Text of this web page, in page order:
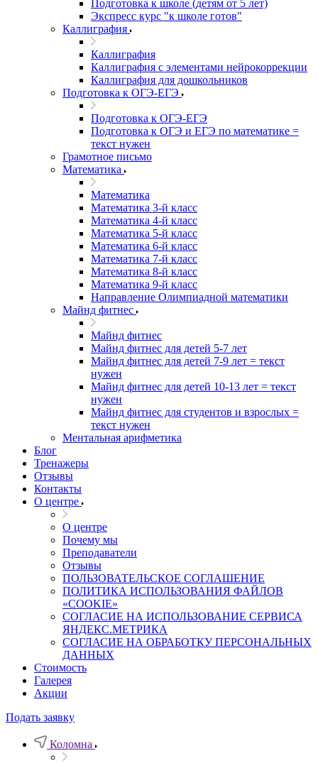
Подготовка к школе (детям от 5 лет)
Экспресс курс "к школе готов"
Каллиграфия
Каллиграфия
Каллиграфия с элементами нейрокоррекции
Каллиграфия для дошкольников
Подготовка к ОГЭ-ЕГЭ
Подготовка к ОГЭ-ЕГЭ
Подготовка к ОГЭ и ЕГЭ по математике =
текст нужен
Грамотное письмо
Математика
Математика
Математика 3-й класс
Математика 4-й класс
Математика 5-й класс
Математика 6-й класс
Математика 7-й класс
Математика 8-й класс
Математика 9-й класс
Направление Олимпиадной математики
Майнд фитнес
Майнд фитнес
Майнд фитнес для детей 5-7 лет
Майнд фитнес для детей 7-9 лет = текст
нужен
Майнд фитнес для детей 10-13 лет = текст
нужен
Майнд фитнес для студентов и взрослых =
текст нужен
Ментальная арифметика
Блог
Тренажеры
Отзывы
Контакты
О центре
О центре
Почему мы
Преподаватели
Отзывы
ПОЛЬЗОВАТЕЛЬСКОЕ СОГЛАШЕНИЕ
ПОЛИТИКА ИСПОЛЬЗОВАНИЯ ФАЙЛОВ
«COOKIE»
СОГЛАСИЕ НА ИСПОЛЬЗОВАНИЕ СЕРВИСА
ЯНДЕКС.МЕТРИКА
СОГЛАСИЕ НА ОБРАБОТКУ ПЕРСОНАЛЬНЫХ
ДАННЫХ
Стоимость
Галерея
Акции
Подать заявку
Коломна